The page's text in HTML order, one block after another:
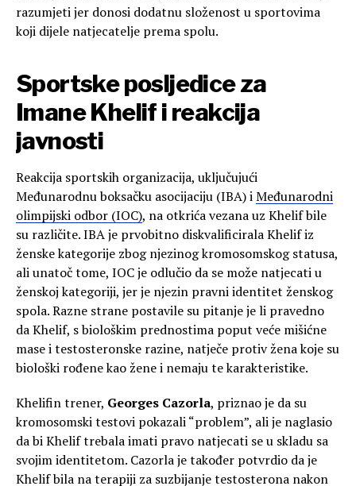
razumjeti jer donosi dodatnu složenost u sportovima
koji dijele natjecatelje prema spolu.
Sportske posljedice za
Imane Khelif i reakcija
javnosti
Reakcija sportskih organizacija, uključujući
Međunarodnu boksačku asocijaciju (IBA) iMeđunarodni
olimpijski odbor (IOC), na otkrića vezana uz Khelif bile
su različite. IBA je prvobitno diskvalificirala Khelif iz
ženske kategorije zbog njezinog kromosomskog statusa,
ali unatoč tome, IOC je odlučio da se može natjecati u
ženskoj kategoriji, jer je njezin pravni identitet ženskog
spola. Razne strane postavile su pitanje je li pravedno
da Khelif, s biološkim prednostima poput veće mišićne
mase i testosteronske razine, natječe protiv žena koje su
biološki rođene kao žene i nemaju te karakteristike.
Khelifin trener, Georges Cazorla, priznao je da su
kromosomski testovi pokazali “problem”, ali je naglasio
da bi Khelif trebala imati pravo natjecati se u skladu sa
svojim identitetom. Cazorla je također potvrdio da je
Khelif bila na terapiji za suzbijanje testosterona nakon